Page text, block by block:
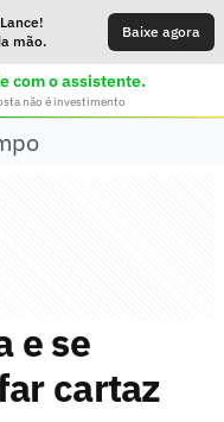
mão.
Baixe agora
com o assistente.
não é investimento
e se
cartaz